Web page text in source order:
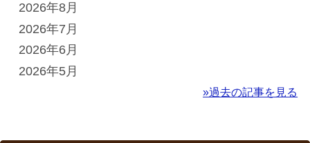
2026年8月
2026年7月
2026年6月
2026年5月
»過去の記事を見る